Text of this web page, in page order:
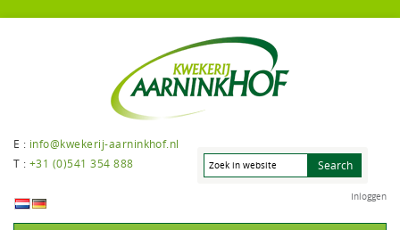
E : info@kwekerij-aarninkhof.nl
T : +31 (0)541 354 888
Inloggen